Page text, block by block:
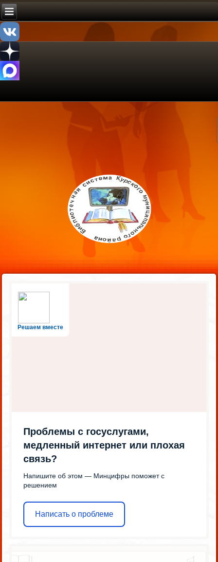
казенное учреждение культуры
библиотечная система»
Решаем вместе
Проблемы с госуслугами,
медленный интернет или плохая
связь?
Напишите об этом — Минцифры поможет с
решением
Написать о проблеме